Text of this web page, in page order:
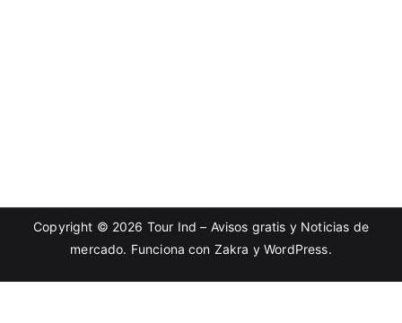
Copyright © 2026 Tour Ind – Avisos gratis y Noticias de
mercado. Funciona con Zakra yWordPress.